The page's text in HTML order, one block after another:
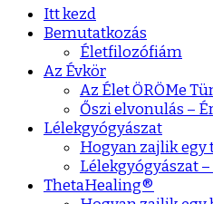
Itt kezd
Bemutatkozás
Életfilozófiám
Az Évkör
Az Élet ÖRÖMe
Őszi elvonulás –
Lélekgyógyászat
Hogyan zajlik egy
Lélekgyógyászat
ThetaHealing®